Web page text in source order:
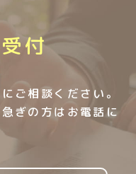
付
ご相談ください。
ぎの方はお電話に